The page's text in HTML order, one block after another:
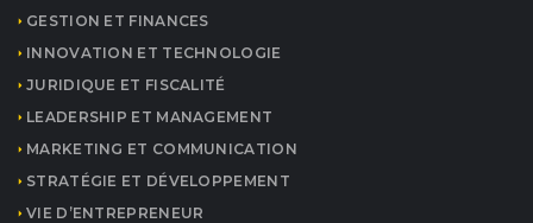
GESTION ET FINANCES
INNOVATION ET TECHNOLOGIE
JURIDIQUE ET FISCALITÉ
LEADERSHIP ET MANAGEMENT
MARKETING ET COMMUNICATION
STRATÉGIE ET DÉVELOPPEMENT
VIE D’ENTREPRENEUR